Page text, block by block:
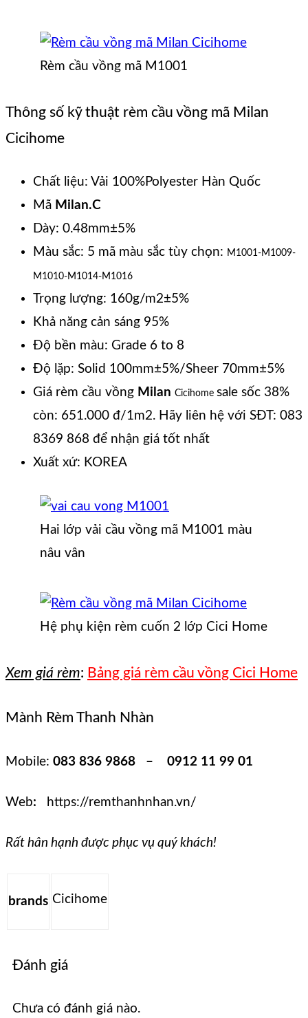
Rèm cầu vồng mã M1001
Thông số kỹ thuật rèm cầu vồng mã Milan
Cicihome
Chất liệu: Vải 100%Polyester Hàn Quốc
Mã Milan.C
Dày: 0.48mm±5%
Màu sắc: 5 mã màu sắc tùy chọn: M1001-M1009-
M1010-M1014-M1016
Trọng lượng: 160g/m2±5%
Khả năng cản sáng 95%
Độ bền màu: Grade 6 to 8
Độ lặp: Solid 100mm±5%/Sheer 70mm±5%
Giá rèm cầu vồng Milan Cicihome sale sốc 38%
còn: 651.000 đ/1m2. Hãy liên hệ với SĐT: 083
8369 868 để nhận giá tốt nhất
Xuất xứ: KOREA
Hai lớp vải cầu vồng mã M1001 màu
nâu vân
Hệ phụ kiện rèm cuốn 2 lớp Cici Home
Xem giá rèm: Bảng giá rèm cầu vồng Cici Home
Mành Rèm Thanh Nhàn
Mobile: 083 836 9868 – 0912 11 99 01
Web: https://remthanhnhan.vn/
Rất hân hạnh được phục vụ quý khách!
brands Cicihome
Đánh giá
Chưa có đánh giá nào.